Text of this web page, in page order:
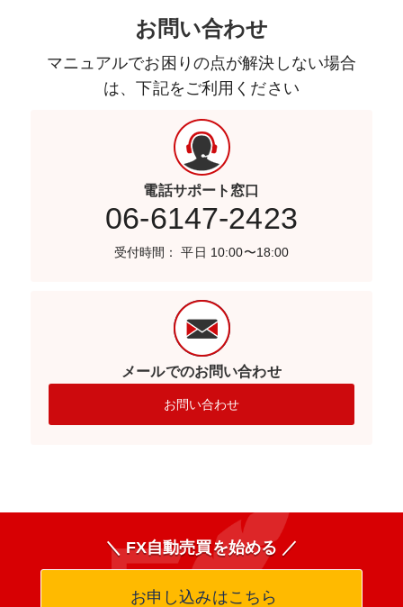
お問い合わせ
マニュアルでお困りの点が解決しない場合
は、下記をご利用ください
電話サポート窓口
06-6147-2423
受付時間： 平日 10:00〜18:00
メールでのお問い合わせ
お問い合わせ
＼ FX自動売買を始める ／
お申し込みはこちら